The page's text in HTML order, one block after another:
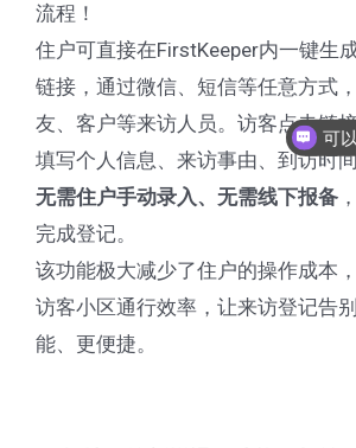
流程！
住户可直接在FirstKeeper内一键生
链接，通过微信、短信等任意方式
友、客户等来访人员。访客点击链
填写个人信息、来访事由、到访时
无需住户手动录入、无需线下报备
完成登记。
该功能极大减少了住户的操作成本
访客小区通行效率，让来访登记告
能、更便捷。